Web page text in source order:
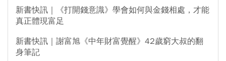
新書快訊｜《打開錢意識》學會如何與金錢相處，才能
真正體現富足
新書快訊｜謝富旭《中年財富覺醒》42歲窮大叔的翻
身筆記